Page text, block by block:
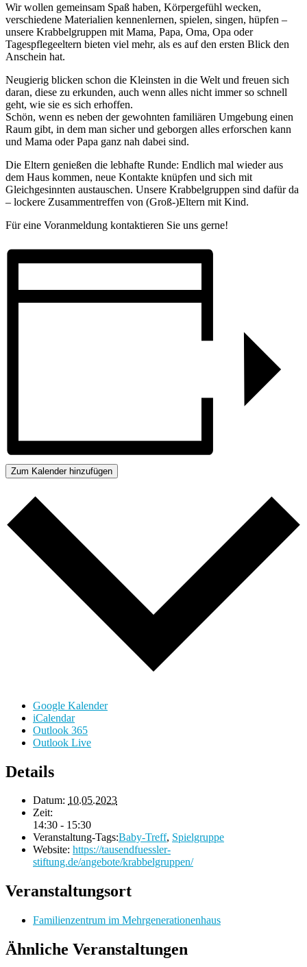
Wir wollen gemeinsam Spaß haben, Körpergefühl wecken,
verschiedene Materialien kennenlernen, spielen, singen, hüpfen –
unsere Krabbelgruppen mit Mama, Papa, Oma, Opa oder
Tagespflegeeltern bieten viel mehr, als es auf den ersten Blick den
Anschein hat.
Neugierig blicken schon die Kleinsten in die Welt und freuen sich
daran, diese zu erkunden, auch wenn alles nicht immer so schnell
geht, wie sie es sich erhoffen.
Schön, wenn es neben der gewohnten familiären Umgebung einen
Raum gibt, in dem man sicher und geborgen alles erforschen kann
und Mama oder Papa ganz nah dabei sind.
Die Eltern genießen die lebhafte Runde: Endlich mal wieder aus
dem Haus kommen, neue Kontakte knüpfen und sich mit
Gleichgesinnten austauschen. Unsere Krabbelgruppen sind dafür da
– lockere Zusammentreffen von (Groß-)Eltern mit Kind.
Für eine Voranmeldung kontaktieren Sie uns gerne!
Zum Kalender hinzufügen
Google Kalender
iCalendar
Outlook 365
Outlook Live
Details
Datum: 10.05.2023
Zeit:
14:30 - 15:30
Veranstaltung-Tags:Baby-Treff, Spielgruppe
Website: https://tausendfuessler-
stiftung.de/angebote/krabbelgruppen/
Veranstaltungsort
Familienzentrum im Mehrgenerationenhaus
Ähnliche Veranstaltungen